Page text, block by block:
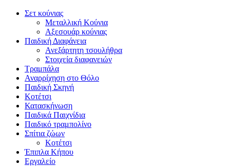
Σετ κούνιας
Μεταλλική Κούνια
Αξεσουάρ κούνιας
Παιδική Διαφάνεια
Ανεξάρτητη τσουλήθρα
Στοιχεία διαφανειών
Τραμπάλα
Αναρρίχηση στο Θόλο
Παιδική Σκηνή
Κοτέτσι
Κατασκήνωση
Παιδικά Παιχνίδια
Παιδικό τραμπολίνο
Σπίτια ζώων
Κοτέτσι
Έπιπλα Κήπου
Εργαλείο